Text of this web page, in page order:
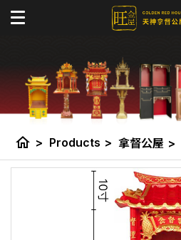
home > Products > 拿督公屋 >